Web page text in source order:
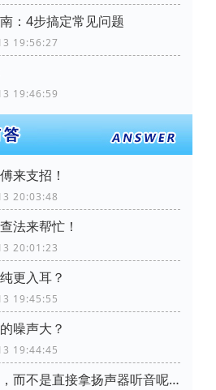
：4步搞定常见问题
19:56:27
19:46:59
来支招！
20:03:48
法来帮忙！
20:01:23
更入耳？
19:45:55
噪声大？
19:44:45
为什么要使用音箱，而不是直接拿扬声器听音呢？